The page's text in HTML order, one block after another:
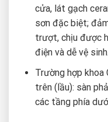
cửa, lát gạch
sơn đặc biệt;
trượt, chịu được
điện và dễ vệ sinh.
Trường hợp khoa
trên (lầu): sàn
các tầng phía